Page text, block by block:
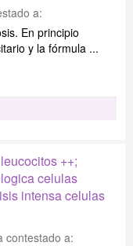
a:
En principio
y la fórmula ...
++;
celulas
intensa celulas
contestado a: